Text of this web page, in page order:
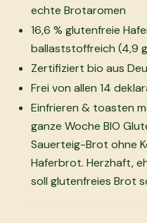
echte Brotaromen
16,6 % glutenfreie
ballaststoffreich (4,9
Zertifiziert bio aus
Frei von allen 14
Einfrieren & toasten
ganze Woche BIO
Sauerteig-Brot ohne
Haferbrot. Herzhaft,
soll glutenfreies Brot